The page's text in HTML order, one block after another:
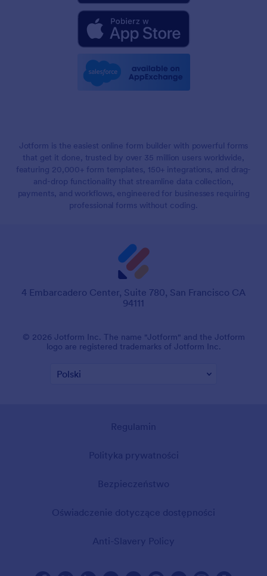
Jotform is the easiest online form builder with powerful forms
that get it done, trusted by over 35 million users worldwide,
featuring 20,000+ form templates, 150+ integrations, and drag-
and-drop functionality that streamline data collection,
payments, and workflows, engineered for businesses requiring
professional forms without coding.
4 Embarcadero Center, Suite 780, San Francisco CA
94111
© 2026 Jotform Inc. The name "Jotform" and the Jotform
logo are registered trademarks of Jotform Inc.
Regulamin
Polityka prywatności
Bezpieczeństwo
Oświadczenie dotyczące dostępności
Anti-Slavery Policy